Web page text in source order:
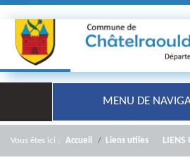
MENU DE
Vous êtes ici : Accueil / Liens utiles LIENS